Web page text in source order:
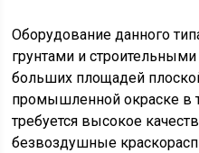
Оборудование данного
грунтами и
больших площадей
промышленной окраске в
требуется высокое
безвоздушные